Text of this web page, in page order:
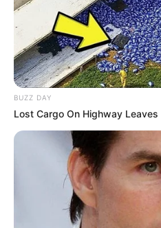
BUZZ DAY
Lost Cargo On Highway Leaves